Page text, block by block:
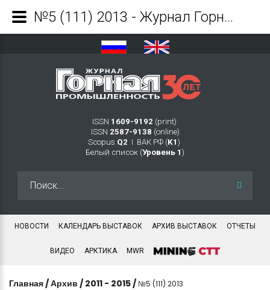
ISSN 1609-9192 (print)
ISSN 2587-9138 (online)
Scopus Q2 Ι ВАК РФ (K1 )
Белый список (Уровень 1 )
НОВОСТИ КАЛЕНДАРЬ ВЫСТАВОК АРХИВ ВЫСТАВОК ОТЧЕТЫ
ВИДЕО АРКТИКА MWR
Главная /Архив / 2011 - 2015 / №5 (111) 2013
№5 (111) 2013 - Журнал Горная промышленность